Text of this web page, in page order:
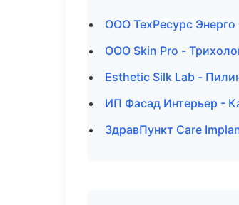
ООО ТехРесурс
ООО Skin Pro -
Esthetic Silk Lab -
ИП Фасад Интерьер -
ЗдравПункт Care